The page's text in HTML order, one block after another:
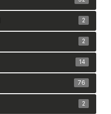
2
2
14
76
2